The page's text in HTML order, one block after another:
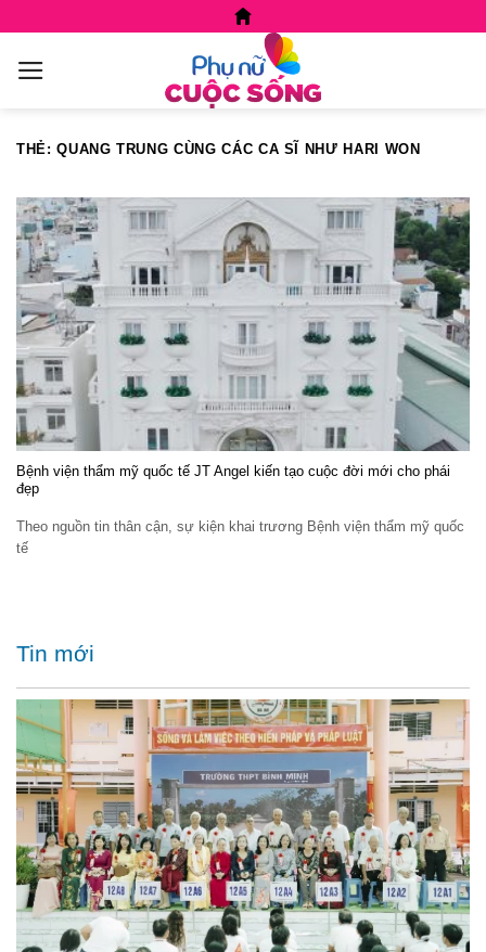
content
THẺ:QUANG TRUNG CÙNG CÁC CA SĨ NHƯ HARI WON
Bệnh viện thẩm mỹ quốc tế JT Angel kiến tạo cuộc đời mới cho phái
đẹp
Theo nguồn tin thân cận, sự kiện khai trương Bệnh viện thẩm mỹ quốc
tế
Tin mới